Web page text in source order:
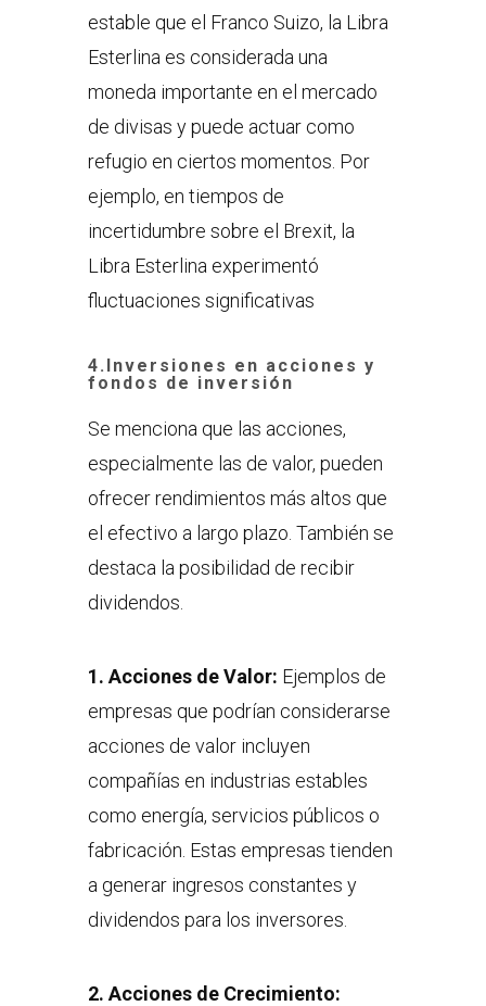
estable que el Franco Suizo, la Libra
Esterlina es considerada una
moneda importante en el mercado
de divisas y puede actuar como
refugio en ciertos momentos. Por
ejemplo, en tiempos de
incertidumbre sobre el Brexit, la
Libra Esterlina experimentó
fluctuaciones significativas
4. Inversiones en acciones y
fondos de inversión
Se menciona que las acciones,
especialmente las de valor, pueden
ofrecer rendimientos más altos que
el efectivo a largo plazo. También se
destaca la posibilidad de recibir
dividendos.
1. Acciones de Valor: Ejemplos de
empresas que podrían considerarse
acciones de valor incluyen
compañías en industrias estables
como energía, servicios públicos o
fabricación. Estas empresas tienden
a generar ingresos constantes y
dividendos para los inversores.
2. Acciones de Crecimiento: